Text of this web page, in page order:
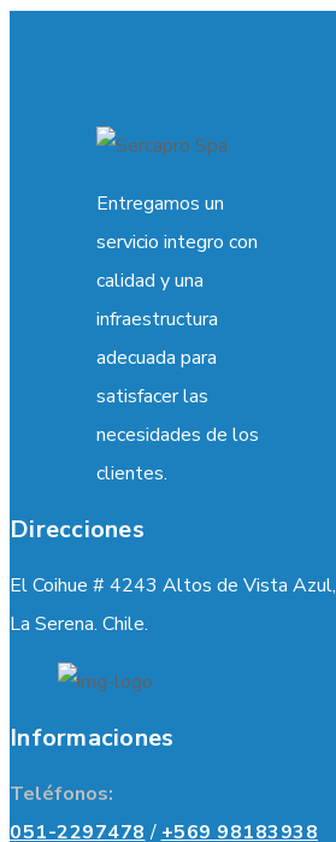
Entregamos un
servicio integro con
calidad y una
infraestructura
adecuada para
satisfacer las
necesidades de los
clientes.
Direcciones
El Coihue # 4243 Altos de Vista Azul,
La Serena. Chile.
Informaciones
Teléfonos:
051-2297478 / +569 98183938